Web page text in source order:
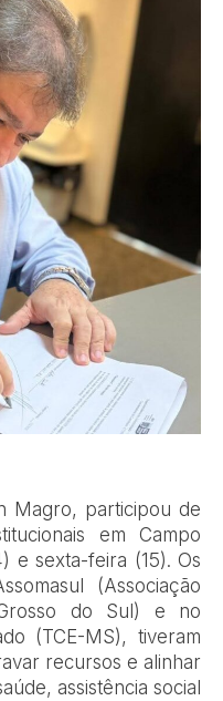
Magro, participou de
em Campo
e sexta-feira (15). Os
(Associação
do Sul) e no
(TCE-MS), tiveram
recursos e alinhar
assistência social